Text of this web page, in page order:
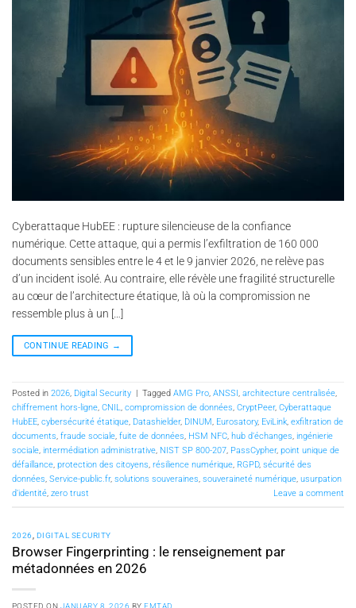
Cyberattaque HubEE : rupture silencieuse de la confiance
numérique. Cette attaque, qui a permis l’exfiltration de 160 000
documents sensibles entre le 4 et le 9 janvier 2026, ne relève pas
d’un incident isolé. Au contraire, elle révèle une fragilité structurelle
au cœur de l’architecture étatique, là où la compromission ne
ressemble plus à un […]
CONTINUE READING →
Posted in 2026, Digital Security Tagged AMG Pro, ANSSI , architecture centralisée,
chiffrement hors-ligne, CNIL, compromission de données, CryptPeer, Cyberattaque
HubEE, cybersécurité étatique, Datashielder, DINUM, Eurosatory, EviLink, exfiltration de
documents, fraude sociale, fuite de données, HSM NFC, hub d’échanges, ingénierie
sociale, intermédiation administrative, NIST SP 800-207, PassCypher, point unique de
défaillance, protection des citoyens, résilience numérique, RGPD, sécurité des
données, Service-public.fr, solutions souveraines, souveraineté numérique, usurpation
d’identité, zero trust Leave a comment
2026 DIGITAL SECURITY
Browser Fingerprinting : le renseignement par
métadonnées en 2026
POSTED ON JANUARY 8, 2026 BYFMTAD